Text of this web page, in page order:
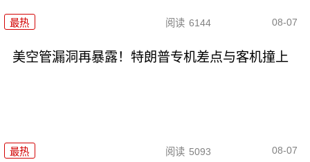
最热 阅读 6144 08-07
美空管漏洞再暴露！特朗普专机差点与客机撞上
最热 阅读 5093 08-07